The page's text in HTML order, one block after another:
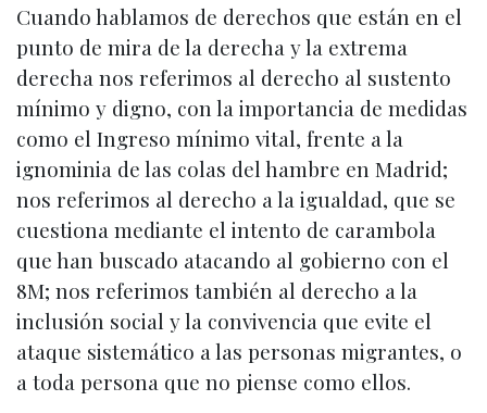
Cuando hablamos de derechos que están en el
punto de mira de la derecha y la extrema
derecha nos referimos al derecho al sustento
mínimo y digno, con la importancia de medidas
como el Ingreso mínimo vital, frente a la
ignominia de las colas del hambre en Madrid;
nos referimos al derecho a la igualdad, que se
cuestiona mediante el intento de carambola
que han buscado atacando al gobierno con el
8M; nos referimos también al derecho a la
inclusión social y la convivencia que evite el
ataque sistemático a las personas migrantes, o
a toda persona que no piense como ellos.